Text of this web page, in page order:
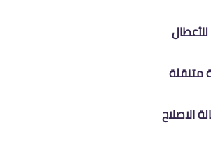
متنقلة
الاصلاح